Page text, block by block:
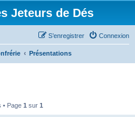
Jeteurs de Dés
Connexion
S’enregistrer
Présentations
• Page 1 sur 1